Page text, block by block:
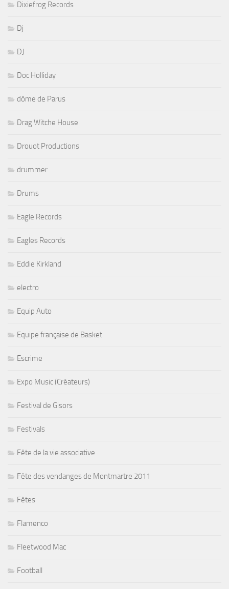
Dixiefrog Records
Dj
DJ
Doc Holliday
dôme de Parus
Drag Witche House
Drouot Productions
drummer
Drums
Eagle Records
Eagles Records
Eddie Kirkland
electro
Equip Auto
Equipe française de Basket
Escrime
Expo Music (Créateurs)
Festival de Gisors
Festivals
Fête de la vie associative
Fête des vendanges de Montmartre 2011
Fêtes
Flamenco
Fleetwood Mac
Football